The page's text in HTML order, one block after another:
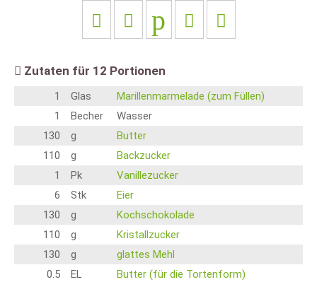
Zutaten für 12 Portionen
1 Glas
Marillenmarmelade (zum Füllen)
1
Becher
Wasser
130
g
Butter
110
g
Backzucker
1
Pk
Vanillezucker
6
Stk
Eier
130
g
Kochschokolade
110
g
Kristallzucker
130
g
glattes Mehl
0.5
EL
Butter (für die Tortenform)